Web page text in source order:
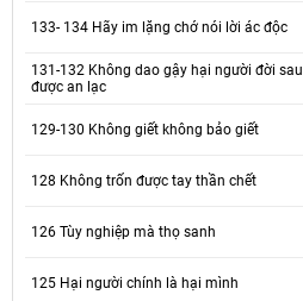
133- 134 Hãy im lặng chớ nói lời ác độc
131-132 Không dao gậy hại người đời sau
được an lạc
129-130 Không giết không bảo giết
128 Không trốn được tay thần chết
126 Tùy nghiệp mà thọ sanh
125 Hại người chính là hại mình